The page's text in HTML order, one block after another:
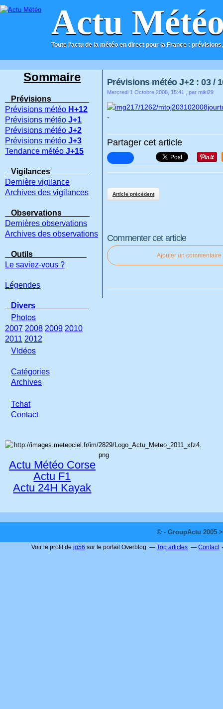
Actu
Toute l'actu de la météo en direct pour la France :
ACCUEIL CONTACT
Prévisions météo J+2 : 03 /
Mercredi 1 Octobre 2008, 15:41 , par miki29
-
Partager cet article
Article précédent
Commenter cet article
Ajouter un commentaire
Sommaire
Prévisions
Prévisions météo H+12
Prévisions météo J+1
Prévisions météo J+2
Prévisions météo J+3
Tendance météo J+15
Vigilances
Dernière vigilance
Archives des vigilances
Observations
Dernières observations
Archives des observations
Outils
Le saviez-vous ?
Légendes
Divers
Photos
2007 2008 2009 2010
2011 2012
Vidéos
Catégories
Archives
Tchat
Contact
Actu Météo Corse
Actu F1
Actu 24H Kayak
© - GroupActu 2005
Voir le profil dejg56 sur le portail Overblog Top articles Contact